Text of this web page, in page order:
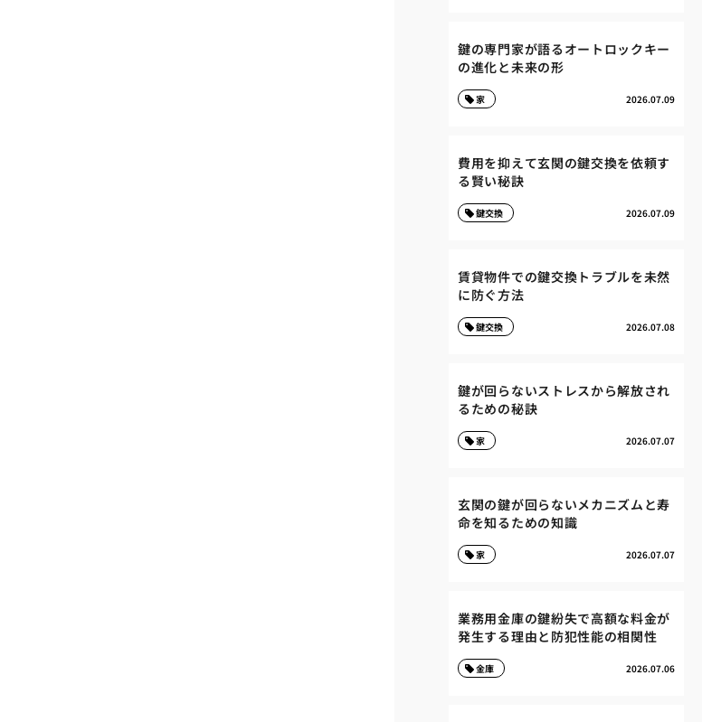
鍵の専門家が語るオートロックキー
の進化と未来の形
2026.07.09
家
費用を抑えて玄関の鍵交換を依頼す
る賢い秘訣
2026.07.09
鍵交換
賃貸物件での鍵交換トラブルを未然
に防ぐ方法
2026.07.08
鍵交換
鍵が回らないストレスから解放され
るための秘訣
2026.07.07
家
玄関の鍵が回らないメカニズムと寿
命を知るための知識
2026.07.07
家
業務用金庫の鍵紛失で高額な料金が
発生する理由と防犯性能の相関性
2026.07.06
金庫